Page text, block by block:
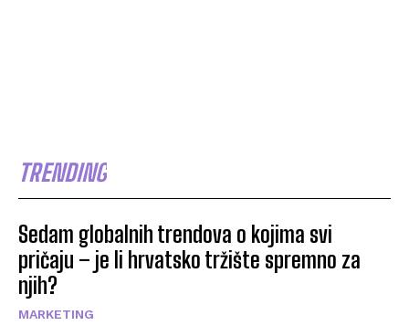
TRENDING
Sedam globalnih trendova o kojima svi
pričaju – je li hrvatsko tržište spremno za
njih?
MARKETING